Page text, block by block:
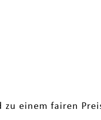
einem fairen